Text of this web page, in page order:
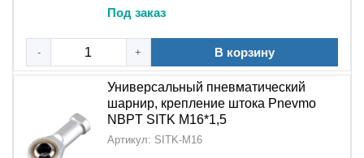
Под заказ
- + В корзину
Универсальный пневматический
шарнир, крепление штока Pnevmo
NBPT SITK M16*1,5
Артикул: SITK-M16